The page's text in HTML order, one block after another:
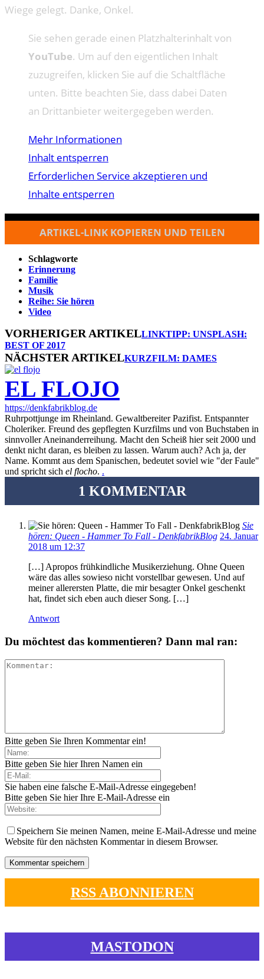
Wiege gelegt. Danke, Onkel.
Sie sehen gerade einen Platzhalterinhalt von
YouTube. Um auf den eigentlichen Inhalt
zuzugreifen, klicken Sie auf die Schaltfläche
unten. Bitte beachten Sie, dass dabei Daten
an Drittanbieter weitergegeben werden.
Mehr Informationen
Inhalt entsperren
Erforderlichen Service akzeptieren und
Inhalte entsperren
ARTIKEL-LINK KOPIEREN UND TEILEN
Schlagworte
Erinnerung
Familie
Musik
Reihe: Sie hören
Video
VORHERIGER ARTIKELLINKTIPP: UNSPLASH:
BEST OF 2017
NÄCHSTER ARTIKELKURZFILM: DAMES
EL FLOJO
https://denkfabrikblog.de
Ruhrpottjunge im Rheinland. Gewaltbereiter Pazifist. Entspannter
Choleriker. Freund des gepflegten Kurzfilms und von Buchstaben in
sinnvoller Aneinanderreihung. Macht den Scheiß hier seit 2000 und
denkt nicht daran, es bleiben zu lassen. Warum auch? Ach ja, der
Name. Kommt aus dem Spanischen, bedeutet soviel wie "der Faule"
und spricht sich el flocho. .
1 KOMMENTAR
Sie
hören: Queen - Hammer To Fall - DenkfabrikBlog 24. Januar
2018 um 12:37
[…] Apropos frühkindliche Musikerziehung. Ohne Queen
wäre das alles sowieso nicht vorstellbar gewesen. Und auf
meiner allerersten Platte, die mir besagter Onkel geschenkt
hat, findet sich eben auch dieser Song. […]
Antwort
Du möchtest das kommentieren? Dann mal ran:
Bitte geben Sie Ihren Kommentar ein!
Bitte geben Sie hier Ihren Namen ein
Sie haben eine falsche E-Mail-Adresse eingegeben!
Bitte geben Sie hier Ihre E-Mail-Adresse ein
Speichern Sie meinen Namen, meine E-Mail-Adresse und meine
Website für den nächsten Kommentar in diesem Browser.
RSS ABONNIEREN
MASTODON